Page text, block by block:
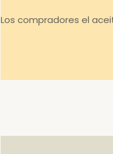
Los compradores el